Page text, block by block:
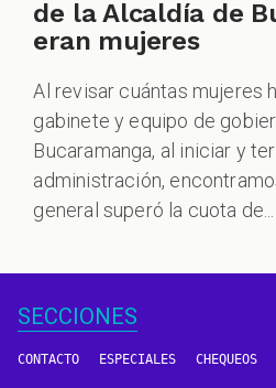
de la Alcaldía de
eran mujeres
Al revisar cuántas mujeres
gabinete y equipo de
Bucaramanga, al iniciar y
administración,
general superó la cuota de...
SECCIONES
CONTACTO ESPECIALES CHEQUEOS